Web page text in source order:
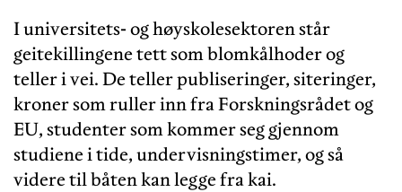
I universitets- og høyskolesektoren står
geitekillingene tett som blomkålhoder og
teller i vei. De teller publiseringer, siteringer,
kroner som ruller inn fra Forskningsrådet og
EU, studenter som kommer seg gjennom
studiene i tide, undervisningstimer, og så
videre til båten kan legge fra kai.